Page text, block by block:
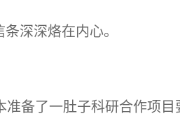
深深烙在内心。
备了一肚子科研合作项目